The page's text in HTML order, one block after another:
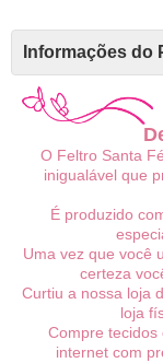
Informações do
O Feltro Santa
inigualável que
É produzido
Uma vez que você
certeza
Curtiu a nossa loja
loja
Compre tecidos
internet com